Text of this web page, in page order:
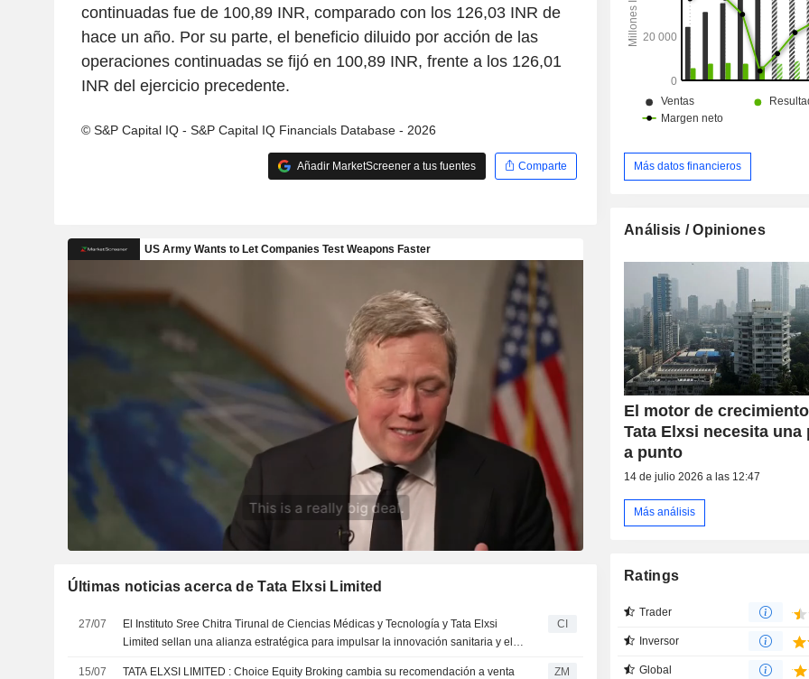
continuadas fue de 100,89 INR, comparado con los 126,03 INR de
hace un año. Por su parte, el beneficio diluido por acción de las
operaciones continuadas se fijó en 100,89 INR, frente a los 126,01
INR del ejercicio precedente.
© S&P Capital IQ - S&P Capital IQ Financials Database - 2026
Añadir MarketScreener a tus fuentes Comparte
Últimas noticias acerca de Tata Elxsi Limited
27/07
El Instituto Sree Chitra Tirunal de Ciencias Médicas y Tecnología y Tata Elxsi
Limited sellan una alianza estratégica para impulsar la innovación sanitaria y el
CI
15/07 TATA ELXSI LIMITED : Choice Equity Broking cambia su recomendación a venta ZM
y visualización de diseños.
también abarcan la seguridad de
gestión de la nube. Entre sus
plataformas se incluyen QoEtient,
uLike, TEPlay, NEURON y
Más datos financieros
Análisis / Opiniones
El motor de
Tata Elxsi necesita una
a punto
14 de julio 2026 a las 12:47
Más análisis
Ratings
Trader
Inversor
Global